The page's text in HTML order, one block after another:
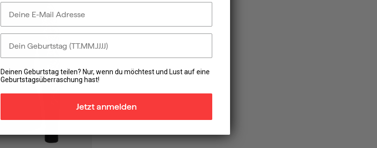
E-Mail Adresse
Dein Geburtstag
Deinen Geburtstag teilen? Nur, wenn du möchtest und Lust auf eine
Geburtstagsüberraschung hast!
Jetzt anmelden